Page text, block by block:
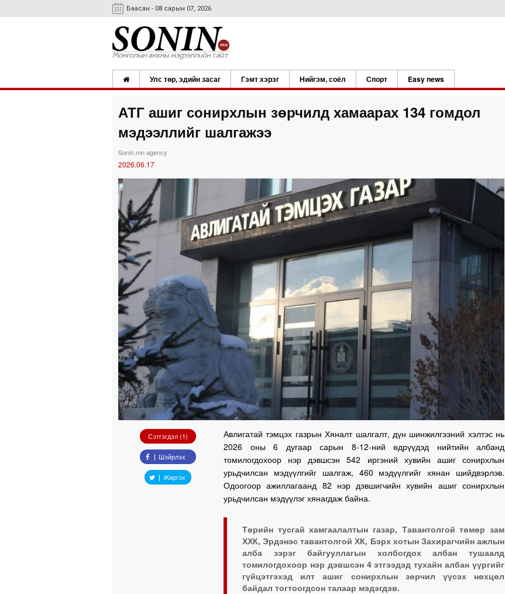
Баасан - 08 сарын 07, 2026
Улс төр, эдийн засаг Гэмт хэрэг Нийгэм, соёл Спорт Easy news
АТГ ашиг сонирхлын зөрчилд хамаарах 134 гомдол
мэдээллийг шалгажээ
Sonin.mn agency
2026.06.17
Сэтгэгдэл (1)
Шэйрлэх
Жиргэх
Авлигатай тэмцэх газрын Хяналт шалгалт, дүн шинжилгээний хэлтэс нь
2026 оны 6 дугаар сарын 8-12-ний өдрүүдэд нийтийн албанд
томилогдохоор нэр дэвшсэн 542 иргэний хувийн ашиг сонирхлын
урьдчилсан мэдүүлгийг шалгаж, 460 мэдүүлгийг хянан шийдвэрлэв.
Одоогоор ажиллагаанд 82 нэр дэвшигчийн хувийн ашиг сонирхлын
урьдчилсан мэдүүлэг хянагдаж байна.
Төрийн тусгай хамгаалалтын газар, Тавантолгой төмөр зам
ХХК, Эрдэнэс тавантолгой ХК, Бэрх хотын Захирагчийн ажлын
алба зэрэг байгууллагын холбогдох албан тушаалд
томилогдохоор нэр дэвшсэн 4 этгээдэд тухайн албан үүргийг
гүйцэтгэхэд илт ашиг сонирхлын зөрчил үүсэх нөхцөл
байдал тогтоогдсон талаар мэдэгдэв.